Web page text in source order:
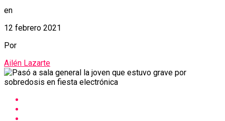
en
12 febrero 2021
Por
Ailén Lazarte